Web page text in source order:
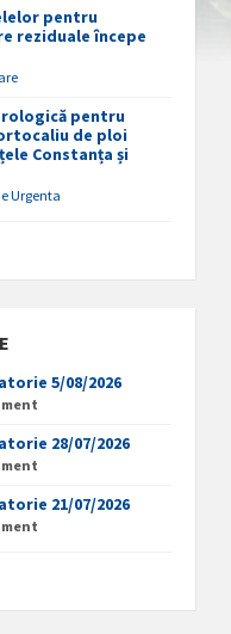
pentru
reziduale începe
pentru
de ploi
Constanța și
Urgenta
5/08/2026
28/07/2026
21/07/2026